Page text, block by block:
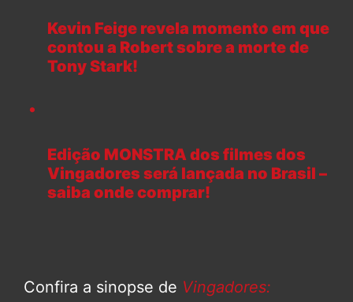
Kevin Feige revela momento em que
contou a Robert sobre a morte de
Tony Stark!
Edição MONSTRA dos filmes dos
Vingadores será lançada no Brasil –
saiba onde comprar!
Confira a sinopse de Vingadores: